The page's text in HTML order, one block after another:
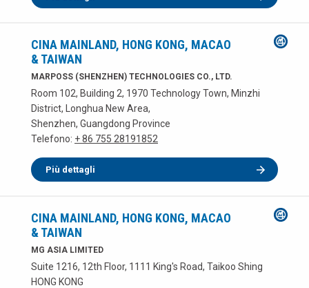
CINA MAINLAND, HONG KONG, MACAO
& TAIWAN
MARPOSS (SHENZHEN) TECHNOLOGIES CO., LTD.
Room 102, Building 2, 1970 Technology Town, Minzhi
District, Longhua New Area,
Shenzhen, Guangdong Province
Telefono: + 86 755 28191852
Più dettagli
CINA MAINLAND, HONG KONG, MACAO
& TAIWAN
MG ASIA LIMITED
Suite 1216, 12th Floor, 1111 King's Road, Taikoo Shing
HONG KONG